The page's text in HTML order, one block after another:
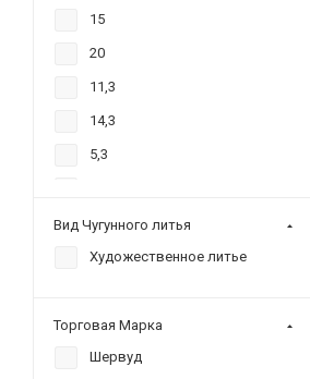
15
20
11,3
14,3
5,3
3,3
18
Вид Чугунного литья
Художественное литье
Торговая Марка
Шервуд